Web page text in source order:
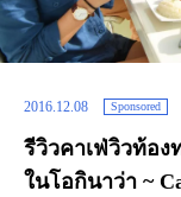
2016.12.08 Sponsored
รีวิวคาเฟ่วิวท้อง
ในโอกินาว่า ~